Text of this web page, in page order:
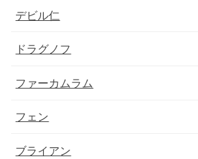
デビル仁
ドラグノフ
ファーカムラム
フェン
ブライアン